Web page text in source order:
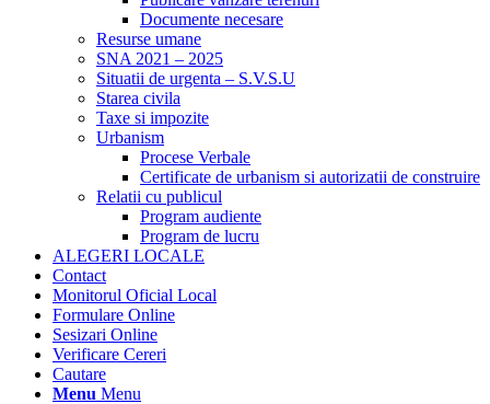
Documente necesare
Resurse umane
SNA 2021 – 2025
Situatii de urgenta – S.V.S.U
Starea civila
Taxe si impozite
Urbanism
Procese Verbale
Certificate de urbanism si autorizatii de construire
Relatii cu publicul
Program audiente
Program de lucru
ALEGERI LOCALE
Contact
Monitorul Oficial Local
Formulare Online
Sesizari Online
Verificare Cereri
Cautare
Menu Menu